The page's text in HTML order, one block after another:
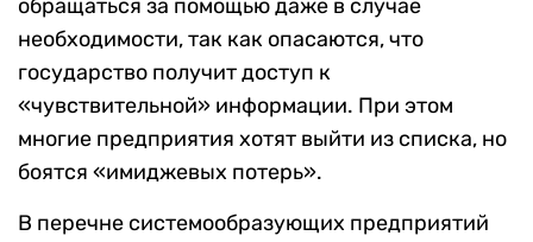
обращаться за помощью даже в случае
необходимости, так как опасаются, что
государство получит доступ к
«чувствительной» информации. При этом
многие предприятия хотят выйти из списка, но
боятся «имиджевых потерь».
В перечне системообразующих предприятий